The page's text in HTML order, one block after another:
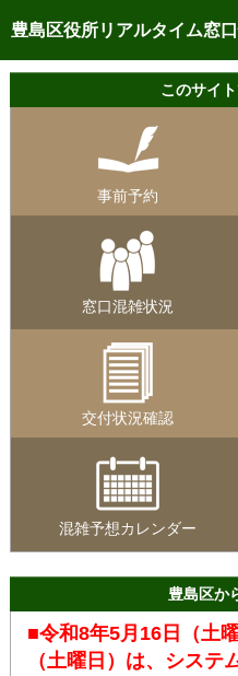
豊島区役所リアルタイム窓
トップページへ
ご利用方法
予約状況確認
リアルタイム
混雑予想カレンダー
このサイ
事前予約
窓口混雑状況
交付状況確認
混雑予想カレンダー
豊島区か
■令和8年5月16日（土
（土曜日）は、システ